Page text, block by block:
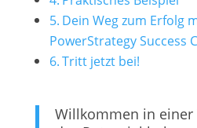
Dein Weg zum Erfolg
PowerStrategy Success
Tritt jetzt bei!
Willkommen in